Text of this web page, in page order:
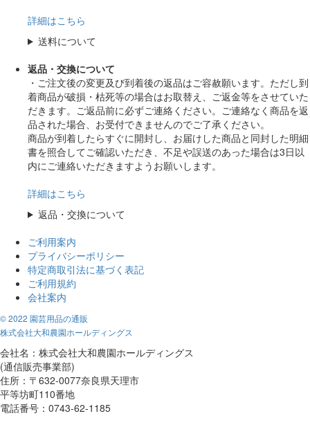
詳細はこちら
送料について
返品・交換について
・ご注文後の変更及び到着後の返品はご容赦願います。ただし到
着商品が破損・枯死等の場合はお取替え、ご返金等をさせていた
だきます。ご返品前に必ずご連絡ください。ご連絡なく商品を返
品された場合、お受付できませんのでご了承ください。
商品が到着したらすぐに開封し、お届けした商品と同封した明細
書を照合してご確認いただき、不足や誤送のあった場合は3日以
内にご連絡いただきますようお願いします。
詳細はこちら
返品・交換について
ご利用案内
プライバシーポリシー
特定商取引法に基づく表記
ご利用規約
会社案内
© 2022 園芸用品の通販
株式会社大和農園ホールディングス
会社名：株式会社大和農園ホールディングス
(通信販売事業部)
住所：〒632-0077奈良県天理市
平等坊町110番地
電話番号：0743-62-1185